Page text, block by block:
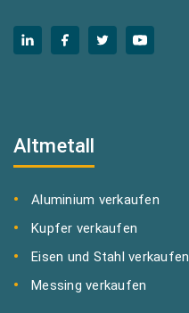
Altmetall
Aluminium verkaufen
Kupfer verkaufen
Eisen und Stahl verkaufen
Messing verkaufen